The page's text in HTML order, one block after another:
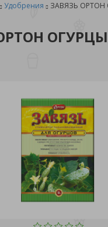
Удобрения ЗАВЯЗЬ ОРТОН
ОГУРЦЫ